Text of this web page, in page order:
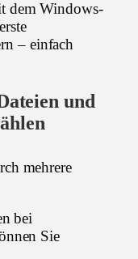
dem Windows-
– einfach
und
mehrere
bei
Sie